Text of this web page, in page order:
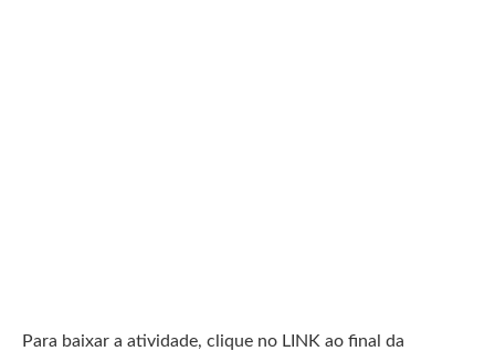
Para baixar a atividade, clique no LINK ao final da